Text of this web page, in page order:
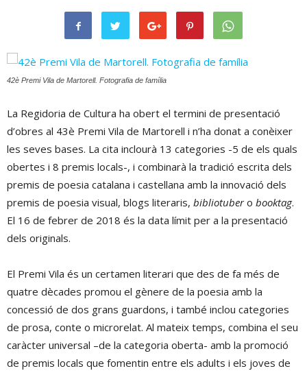
42è Premi Vila de Martorell. Fotografia de família
La Regidoria de Cultura ha obert el termini de presentació
d’obres al 43è Premi Vila de Martorell i n’ha donat a conèixer
les seves bases. La cita inclourà 13 categories -5 de els quals
obertes i 8 premis locals-, i combinarà la tradició escrita dels
premis de poesia catalana i castellana amb la innovació dels
premis de poesia visual, blogs literaris, bibliotubero booktag.
El 16 de febrer de 2018 és la data límit per a la presentació
dels originals.
El Premi Vila és un certamen literari que des de fa més de
quatre dècades promou el gènere de la poesia amb la
concessió de dos grans guardons, i també inclou categories
de prosa, conte o microrelat. Al mateix temps, combina el seu
caràcter universal –de la categoria oberta- amb la promoció
de premis locals que fomentin entre els adults i els joves de